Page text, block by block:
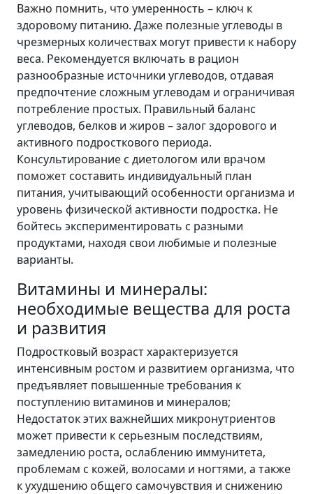
Важно помнить, что умеренность – ключ к
здоровому питанию. Даже полезные углеводы в
чрезмерных количествах могут привести к набору
веса. Рекомендуется включать в рацион
разнообразные источники углеводов, отдавая
предпочтение сложным углеводам и ограничивая
потребление простых. Правильный баланс
углеводов, белков и жиров – залог здорового и
активного подросткового периода.
Консультирование с диетологом или врачом
поможет составить индивидуальный план
питания, учитывающий особенности организма и
уровень физической активности подростка. Не
бойтесь экспериментировать с разными
продуктами, находя свои любимые и полезные
варианты.
Витамины и минералы:
необходимые вещества для роста
и развития
Подростковый возраст характеризуется
интенсивным ростом и развитием организма, что
предъявляет повышенные требования к
поступлению витаминов и минералов;
Недостаток этих важнейших микронутриентов
может привести к серьезным последствиям,
замедлению роста, ослаблению иммунитета,
проблемам с кожей, волосами и ногтями, а также
к ухудшению общего самочувствия и снижению